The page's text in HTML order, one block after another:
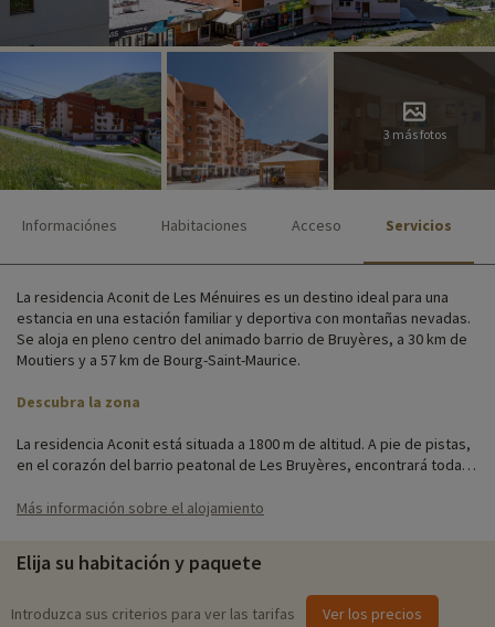
3 más fotos
Informaciónes Habitaciones Acceso Servicios
La residencia Aconit de Les Ménuires es un destino ideal para una
estancia en una estación familiar y deportiva con montañas nevadas.
Se aloja en pleno centro del animado barrio de Bruyères, a 30 km de
Moutiers y a 57 km de Bourg-Saint-Maurice.
Descubra la zona
La residencia Aconit está situada a 1800 m de altitud. A pie de pistas,
en el corazón del barrio peatonal de Les Bruyères, encontrará todas
autobús lanzadera y lavandería.
decoración moderna de estilo montañés. Dispone de 5 plantas
comunicadas por 2 ascensores. Sólo el último piso es accesible por
escaleras desde la 4ª planta.
Más información sobre el alojamiento
Elija su habitación y paquete
Introduzca sus criterios para ver las tarifas Ver los precios